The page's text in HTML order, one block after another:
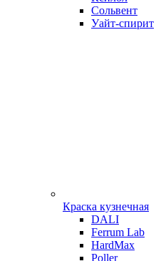
Сольвент
Уайт-спирит
Краска кузнечная
DALI
Ferrum Lab
HardMax
Poller